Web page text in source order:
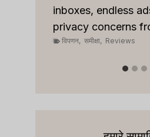
inboxes, endless
privacy concerns
विपणन, समीक्षा, Reviews